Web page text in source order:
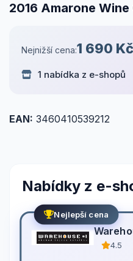
2016 Amarone Wine
Nejnižší cena:1 690 Kč
1 nabídka z e-shopů
EAN: 3460410539212
Nabídky z e-
Nejlepší cena
4.5